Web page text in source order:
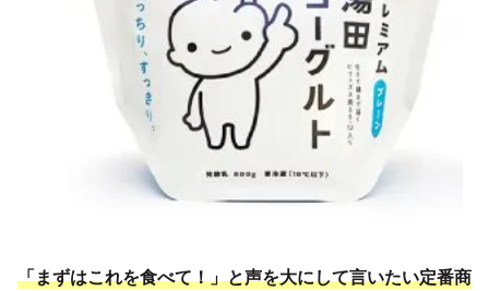
「まずはこれを食べて！」と声を大にして言いたい定番商